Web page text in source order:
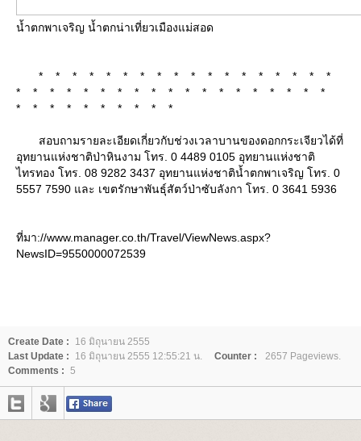
น้ำตกพาเจริญ น้ำตกน่าเที่ยวเมืองแม่สอด
* * * * * * * * * * * * * * * * * *
* * * * * * * * * * * * * * * * * * *
* * * * * * * * * *
สอบถามรายละเอียดเกี่ยวกับช่วงเวลาบานของดอกกระเจียวได้ที่
อุทยานแห่งชาติป่าหินงาม โทร. 0 4489 0105 อุทยานแห่งชาติ
ไทรทอง โทร. 08 9282 3437 อุทยานแห่งชาติน้ำตกพาเจริญ โทร. 0
5557 7590 และ เขตรักษาพันธุ์สัตว์ป่าซับลังกา โทร. 0 3641 5936
ที่มา://www.manager.co.th/Travel/ViewNews.aspx?
NewsID=9550000072539
Create Date :
16 มิถุนายน 2555
Last Update :
16 มิถุนายน 2555 12:55:21 น. Counter :
2657 Pageviews.
Comments : 5